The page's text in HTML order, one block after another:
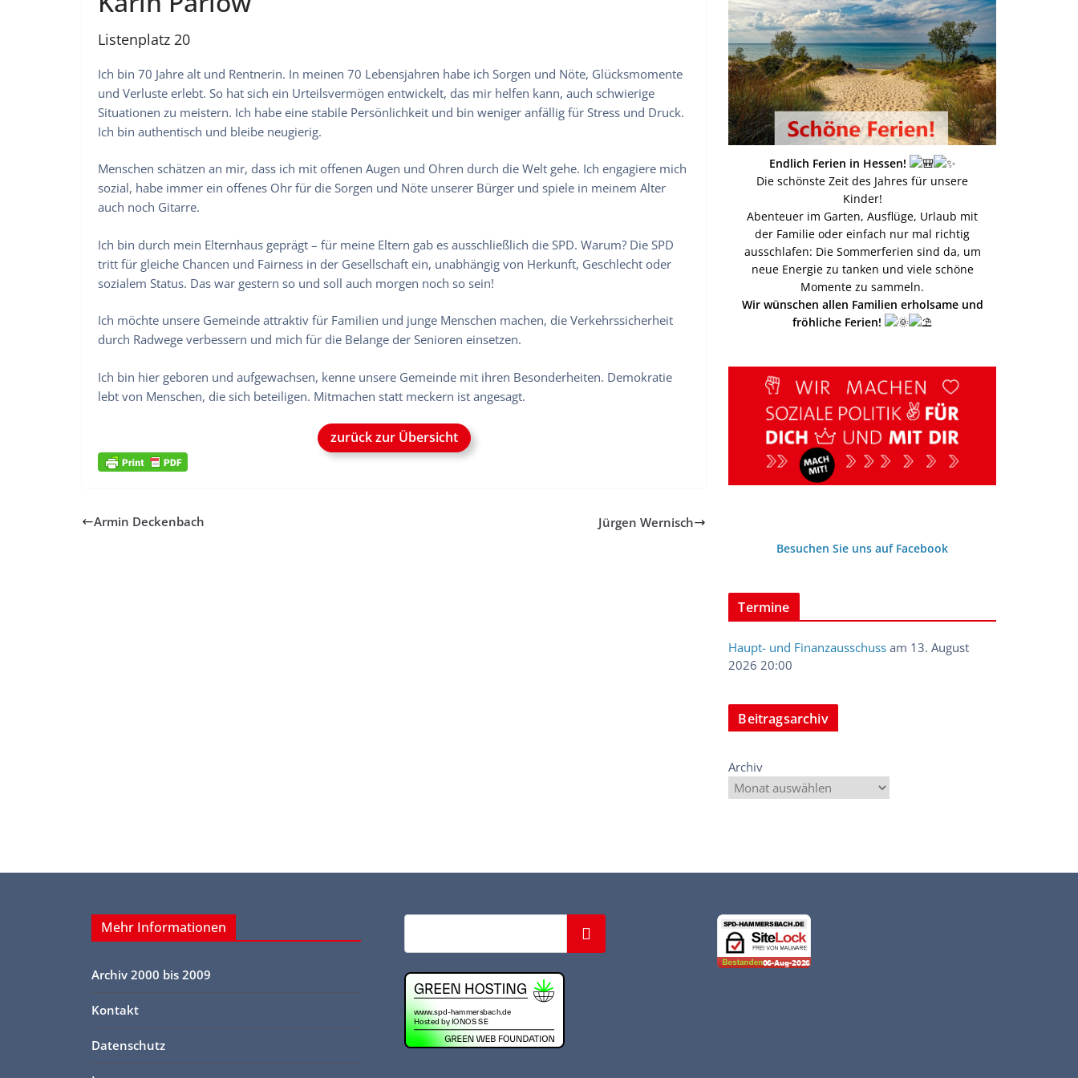
Listenplatz 20
Ich bin 70 Jahre alt und Rentnerin. In meinen 70 Lebensjahren habe ich Sorgen und Nöte, Glücksmomente
und Verluste erlebt. So hat sich ein Urteilsvermögen entwickelt, das mir helfen kann, auch schwierige
Situationen zu meistern. Ich habe eine stabile Persönlichkeit und bin weniger anfällig für Stress und Druck.
Ich bin authentisch und bleibe neugierig.
Menschen schätzen an mir, dass ich mit offenen Augen und Ohren durch die Welt gehe. Ich engagiere mich
sozial, habe immer ein offenes Ohr für die Sorgen und Nöte unserer Bürger und spiele in meinem Alter
auch noch Gitarre.
Ich bin durch mein Elternhaus geprägt – für meine Eltern gab es ausschließlich die SPD. Warum? Die SPD
tritt für gleiche Chancen und Fairness in der Gesellschaft ein, unabhängig von Herkunft, Geschlecht oder
sozialem Status. Das war gestern so und soll auch morgen noch so sein!
Ich möchte unsere Gemeinde attraktiv für Familien und junge Menschen machen, die Verkehrssicherheit
durch Radwege verbessern und mich für die Belange der Senioren einsetzen.
Ich bin hier geboren und aufgewachsen, kenne unsere Gemeinde mit ihren Besonderheiten. Demokratie
lebt von Menschen, die sich beteiligen. Mitmachen statt meckern ist angesagt.
zurück zur Übersicht
Armin Deckenbach Jürgen Wernisch
Endlich Ferien in Hessen!
Die schönste Zeit des Jahres für unsere
Kinder!
Abenteuer im Garten, Ausflüge, Urlaub mit
der Familie oder einfach nur mal richtig
ausschlafen: Die Sommerferien sind da, um
neue Energie zu tanken und viele schöne
Momente zu sammeln.
Wir wünschen allen Familien erholsame und
fröhliche Ferien!
Besuchen Sie uns auf Facebook
Termine
Haupt- und Finanzausschuss am 13. August
2026 20:00
Beitragsarchiv
Archiv
Mehr Informationen
Archiv 2000 bis 2009
Kontakt
Datenschutz
Suchen